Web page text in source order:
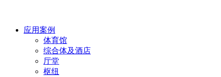
应用案例
体育馆
综合体及酒店
厅堂
枢纽